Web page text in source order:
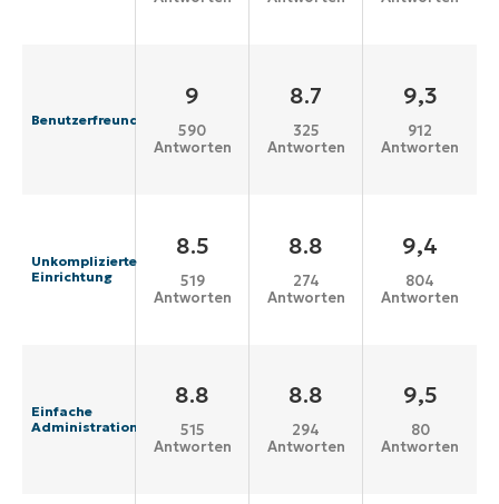
Benutzerfreundlichkeit
9
590
Antworten
8.7
325
Antworten
9,3
912
Antworten
Unkomplizierte
Einrichtung
8.5
519
Antworten
8.8
274
Antworten
9,4
804
Antworten
Einfache
Administration
8.8
515
Antworten
8.8
294
Antworten
9,5
80
Antworten